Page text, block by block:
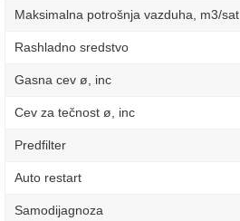
Maksimalna potrošnja vazduha, m3/sat
Rashladno sredstvo
Gasna cev ø, inc
Cev za tečnost ø, inc
Predfilter
Auto restart
Samodijagnoza